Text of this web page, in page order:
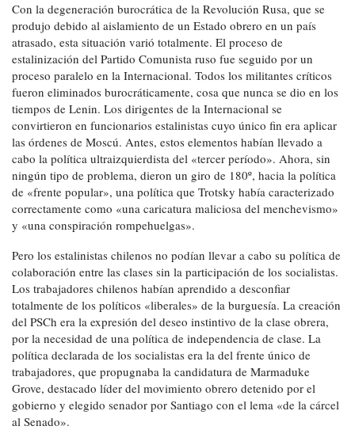
Con la degeneración burocrática de la Revolución Rusa, que se
produjo debido al aislamiento de un Estado obrero en un país
atrasado, esta situación varió totalmente. El proceso de
estalinización del Partido Comunista ruso fue seguido por un
proceso paralelo en la Internacional. Todos los militantes críticos
fueron eliminados burocráticamente, cosa que nunca se dio en los
tiempos de Lenin. Los dirigentes de la Internacional se
convirtieron en funcionarios estalinistas cuyo único fin era aplicar
las órdenes de Moscú. Antes, estos elementos habían llevado a
cabo la política ultraizquierdista del «tercer período». Ahora, sin
ningún tipo de problema, dieron un giro de 180º, hacia la política
de «frente popular», una política que Trotsky había caracterizado
correctamente como «una caricatura maliciosa del menchevismo»
y «una conspiración rompehuelgas».
Pero los estalinistas chilenos no podían llevar a cabo su política de
colaboración entre las clases sin la participación de los socialistas.
Los trabajadores chilenos habían aprendido a desconfiar
totalmente de los políticos «liberales» de la burguesía. La creación
del PSCh era la expresión del deseo instintivo de la clase obrera,
por la necesidad de una política de independencia de clase. La
política declarada de los socialistas era la del frente único de
trabajadores, que propugnaba la candidatura de Marmaduke
Grove, destacado líder del movimiento obrero detenido por el
gobierno y elegido senador por Santiago con el lema «de la cárcel
al Senado».